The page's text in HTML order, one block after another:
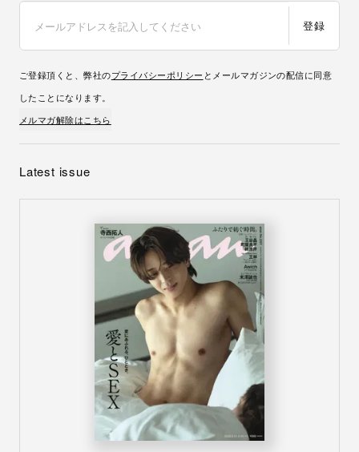
登録
ご登録頂くと、弊社のプライバシーポリシー とメールマガジンの配信に同意
したことになります。
メルマガ解除はこちら
Latest issue